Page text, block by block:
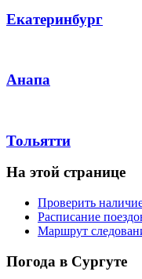
Екатеринбург
Анапа
Тольятти
На этой странице
Проверить
Расписание
Маршрут
Погода в Сургуте